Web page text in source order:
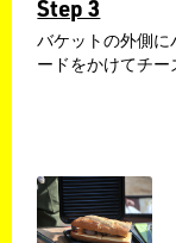
Step 3
バケットの外側
ードをかけてチー